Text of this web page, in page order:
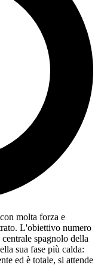
molta forza e
L'obiettivo numero
centrale spagnolo della
sua fase più calda:
ed è totale, si attende